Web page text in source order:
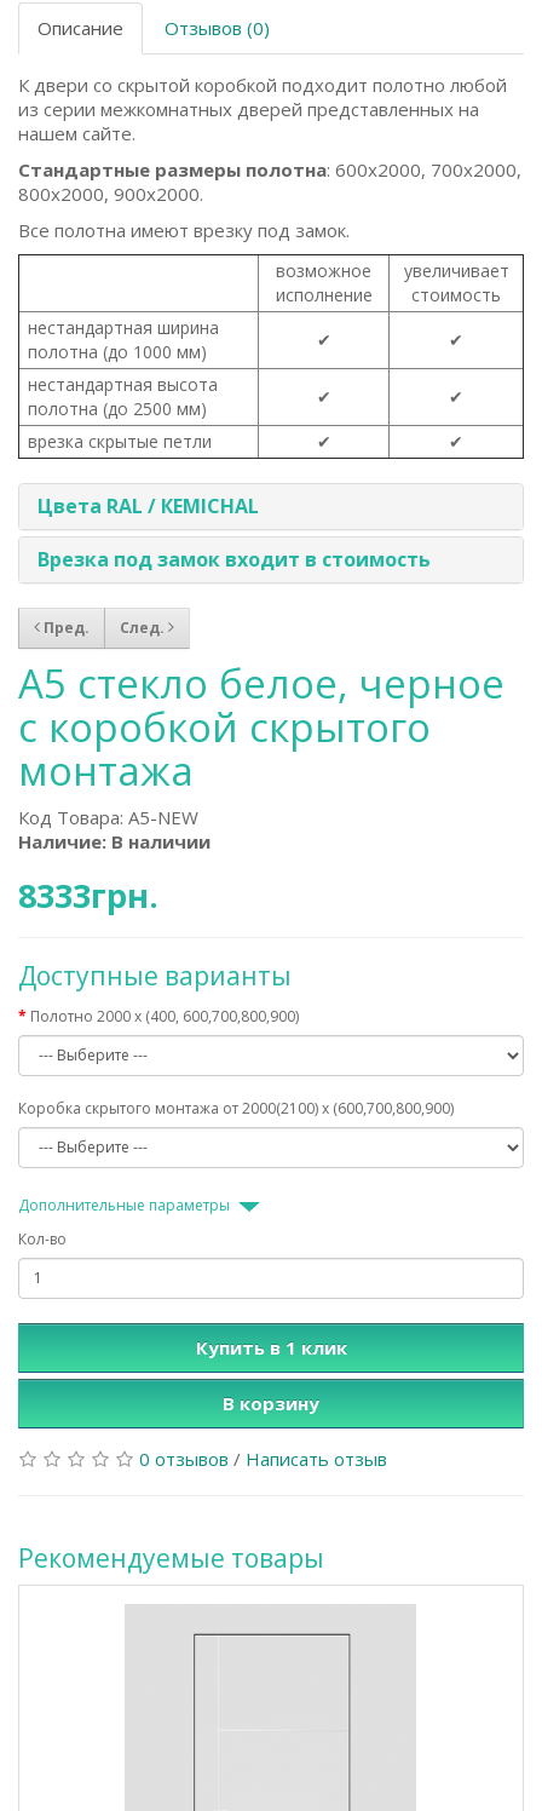
Описание Отзывов (0)
К двери со скрытой коробкой подходит полотно любой
из серии межкомнатных дверей представленных на
нашем сайте.
Стандартные размеры полотна: 600x2000, 700x2000,
800x2000, 900x2000.
Все полотна имеют врезку под замок.
возможное
исполнение
увеличивает
стоимость
нестандартная ширина
полотна (до 1000 мм)
✔
✔
нестандартная высота
полотна (до 2500 мм)
✔
✔
врезка скрытые петли
✔ ✔
Цвета RAL / КEMICHAL
Врезка под замок входит в стоимость
Пред. След.
А5 стекло белое, черное
с коробкой скрытого
монтажа
Код Товара: A5-NEW
Наличие: В наличии
8333грн.
Доступные варианты
Полотно 2000 х (400, 600,700,800,900)
Коробка скрытого монтажа от 2000(2100) х (600,700,800,900)
Дополнительные параметры
Кол-во
Купить в 1 клик
В корзину
0 отзывов / Написать отзыв
Рекомендуемые товары